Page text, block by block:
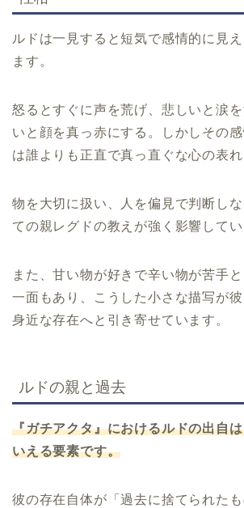
ルドは一見すると短気で感情的に見
ます。
怒るとすぐに声を荒げ、悲しいと涙
いと顔を真っ赤にする。しかしその
は誰よりも正直で真っ直ぐな心の表れ
物を大切に扱い、人を偏見で判断し
ての親レグドの教えが強く影響してい
また、甘い物が好きで辛い物が苦手
一面もあり、こうした小さな描写が
身近な存在へと引き寄せています。
ルドの親と過去
『ガチアクタ』におけるルドの出自
いえる要素です。
彼の存在自体が「過去に捨てられた